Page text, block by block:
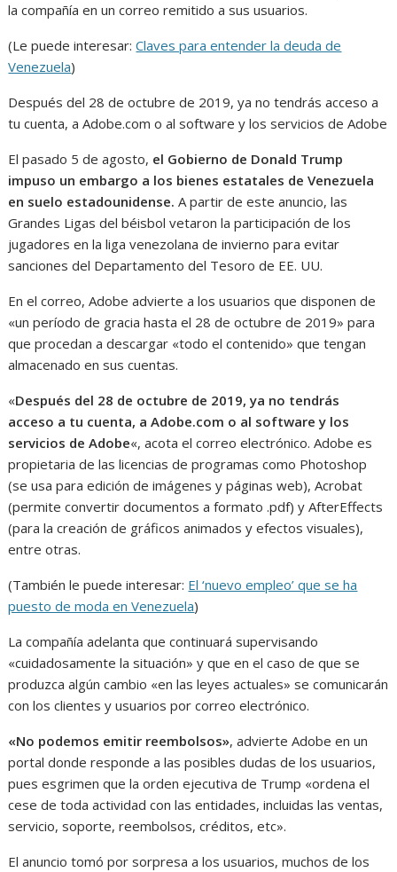
la compañía en un correo remitido a sus usuarios.
(Le puede interesar:Claves para entender la deuda de
Venezuela)
Después del 28 de octubre de 2019, ya no tendrás acceso a
tu cuenta, a Adobe.com o al software y los servicios de Adobe
El pasado 5 de agosto, el Gobierno de Donald Trump
impuso un embargo a los bienes estatales de Venezuela
en suelo estadounidense.A partir de este anuncio, las
Grandes Ligas del béisbol vetaron la participación de los
jugadores en la liga venezolana de invierno para evitar
sanciones del Departamento del Tesoro de EE. UU.
En el correo, Adobe advierte a los usuarios que disponen de
«un período de gracia hasta el 28 de octubre de 2019» para
que procedan a descargar «todo el contenido» que tengan
almacenado en sus cuentas.
«Después del 28 de octubre de 2019, ya no tendrás
acceso a tu cuenta, a Adobe.com o al software y los
servicios de Adobe«, acota el correo electrónico. Adobe es
propietaria de las licencias de programas como Photoshop
(se usa para edición de imágenes y páginas web), Acrobat
(permite convertir documentos a formato .pdf) y AfterEffects
(para la creación de gráficos animados y efectos visuales),
entre otras.
(También le puede interesar: El ‘nuevo empleo’ que se ha
puesto de moda en Venezuela)
La compañía adelanta que continuará supervisando
«cuidadosamente la situación» y que en el caso de que se
produzca algún cambio «en las leyes actuales» se comunicarán
con los clientes y usuarios por correo electrónico.
«No podemos emitir reembolsos», advierte Adobe en un
portal donde responde a las posibles dudas de los usuarios,
pues esgrimen que la orden ejecutiva de Trump «ordena el
cese de toda actividad con las entidades, incluidas las ventas,
servicio, soporte, reembolsos, créditos, etc».
El anuncio tomó por sorpresa a los usuarios, muchos de los